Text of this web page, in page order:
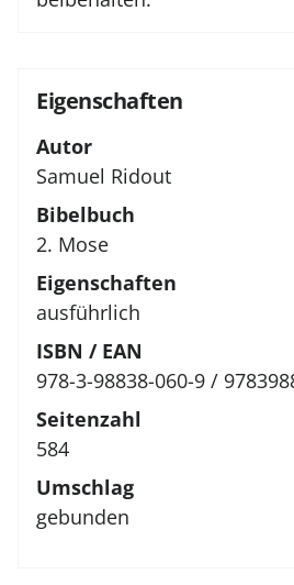
Eigenschaften
Autor
Samuel Ridout
Bibelbuch
2. Mose
Eigenschaften
ausführlich
ISBN / EAN
978-3-98838-060-9 /
Seitenzahl
584
Umschlag
gebunden